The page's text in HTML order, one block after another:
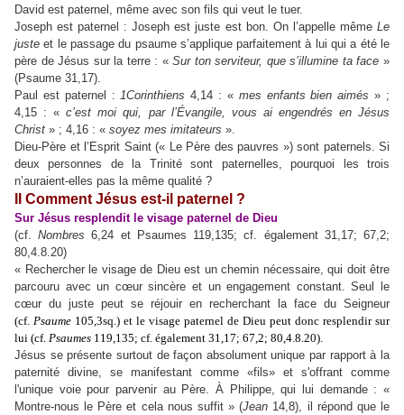
David est paternel, même avec son fils qui veut le tuer.
Joseph est paternel : Joseph est juste est bon. On l’appelle même Le
juste et le passage du psaume s’applique parfaitement à lui qui a été le
père de Jésus sur la terre : «Sur ton serviteur, que s’illumine ta face »
(Psaume 31,17).
Paul est paternel :1Corinthiens 4,14 : « mes enfants bien aimés » ;
4,15 : «c’est moi qui, par l’Évangile, vous ai engendrés en Jésus
Christ » ; 4,16 : « soyez mes imitateurs ».
Dieu-Père et l’Esprit Saint (« Le Père des pauvres ») sont paternels. Si
deux personnes de la Trinité sont paternelles, pourquoi les trois
n’auraient-elles pas la même qualité ?
II Comment Jésus est-il paternel ?
Sur Jésus resplendit le visage paternel de Dieu
(cf.Nombres 6,24 et Psaumes 119,135; cf. également 31,17; 67,2;
80,4.8.20)
« Rechercher le visage de Dieu est un chemin nécessaire, qui doit être
parcouru avec un cœur sincère et un engagement constant. Seul le
cœur du juste peut se réjouir en recherchant la face du Seigneur
(cf. Psaume 105,3sq.) et le visage paternel de Dieu peut donc resplendir sur
lui (cf. Psaumes 119,135; cf. également 31,17; 67,2; 80,4.8.20).
Jésus se présente surtout de façon absolument unique par rapport à la
paternité divine, se manifestant comme «fils» et s'offrant comme
l'unique voie pour parvenir au Père. À Philippe, qui lui demande : «
Montre-nous le Père et cela nous suffit » (Jean 14,8), il répond que le